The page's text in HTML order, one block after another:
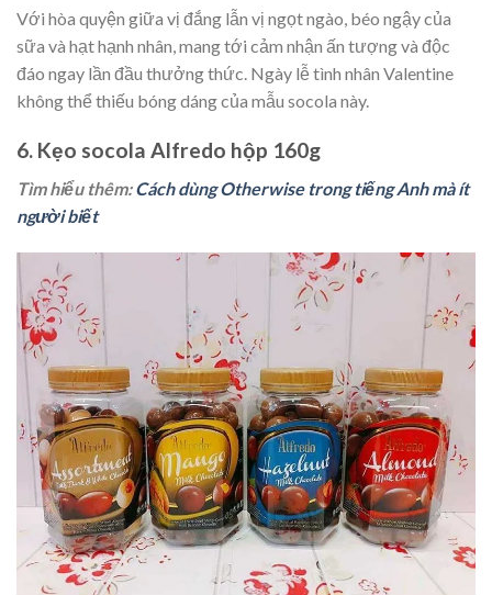
Với hòa quyện giữa vị đắng lẫn vị ngọt ngào, béo ngậy của
sữa và hạt hạnh nhân, mang tới cảm nhận ấn tượng và độc
đáo ngay lần đầu thưởng thức. Ngày lễ tình nhân Valentine
không thể thiếu bóng dáng của mẫu socola này.
6. Kẹo socola Alfredo hộp 160g
Tìm hiểu thêm:Cách dùng Otherwise trong tiếng Anh mà ít
người biết